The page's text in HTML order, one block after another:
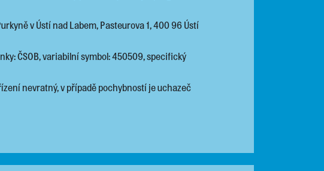
v Ústí nad Labem, Pasteurova 1, 400 96 Ústí
ČSOB, variabilní symbol: 450509, specifický
nevratný, v případě pochybností je uchazeč